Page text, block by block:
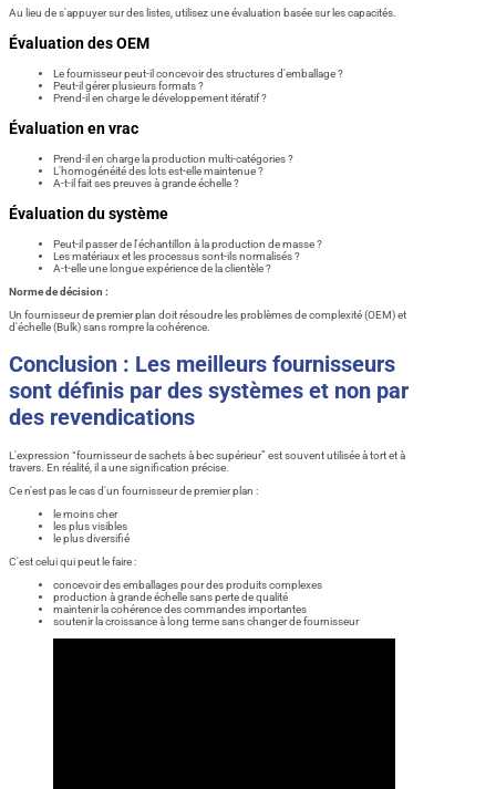
Au lieu de s'appuyer sur des listes, utilisez une évaluation basée sur les capacités.
Évaluation des OEM
Le fournisseur peut-il concevoir des structures d'emballage ?
Peut-il gérer plusieurs formats ?
Prend-il en charge le développement itératif ?
Évaluation en vrac
Prend-il en charge la production multi-catégories ?
L'homogénéité des lots est-elle maintenue ?
A-t-il fait ses preuves à grande échelle ?
Évaluation du système
Peut-il passer de l'échantillon à la production de masse ?
Les matériaux et les processus sont-ils normalisés ?
A-t-elle une longue expérience de la clientèle ?
Norme de décision :
Un fournisseur de premier plan doit résoudre les problèmes de complexité (OEM) et
d'échelle (Bulk) sans rompre la cohérence.
Conclusion : Les meilleurs fournisseurs
sont définis par des systèmes et non par
des revendications
L'expression “fournisseur de sachets à bec supérieur” est souvent utilisée à tort et à
travers. En réalité, il a une signification précise.
Ce n'est pas le cas d'un fournisseur de premier plan :
le moins cher
les plus visibles
le plus diversifié
C'est celui qui peut le faire :
concevoir des emballages pour des produits complexes
production à grande échelle sans perte de qualité
maintenir la cohérence des commandes importantes
soutenir la croissance à long terme sans changer de fournisseur